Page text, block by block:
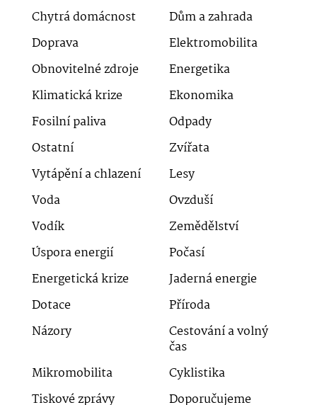
Chytrá domácnost
Dům a zahrada
Doprava
Elektromobilita
Obnovitelné zdroje
Energetika
Klimatická krize
Ekonomika
Fosilní paliva
Odpady
Ostatní
Zvířata
Vytápění a chlazení
Lesy
Voda
Ovzduší
Vodík
Zemědělství
Úspora energií
Počasí
Energetická krize
Jaderná energie
Dotace
Příroda
Názory
Cestování a volný
čas
Mikromobilita
Cyklistika
Tiskové zprávy
Doporučujeme